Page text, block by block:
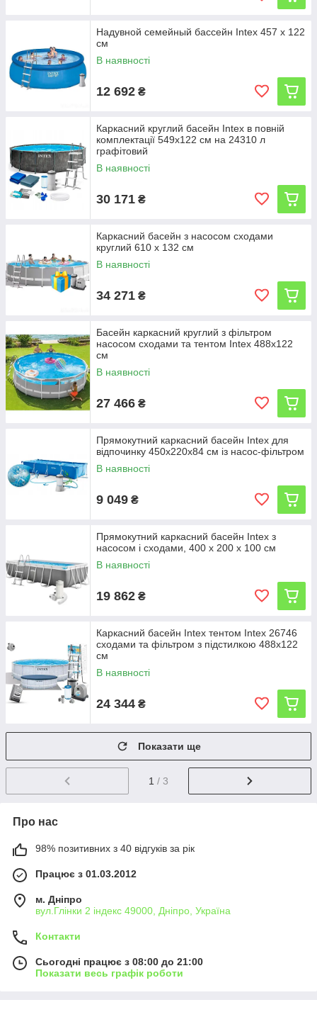
Надувной семейный бассейн Intex 457 х 122
см
В наявності
12 692 ₴
Каркасний круглий басейн Intex в повній
комплектації 549х122 см на 24310 л
графітовий
В наявності
30 171 ₴
Каркасний басейн з насосом сходами
круглий 610 х 132 см
В наявності
34 271 ₴
Басейн каркасний круглий з фільтром
насосом сходами та тентом Intex 488х122
см
В наявності
27 466 ₴
Прямокутний каркасний басейн Intex для
відпочинку 450х220х84 см із насос-фільтром
В наявності
9 049 ₴
Прямокутний каркасний басейн Intex з
насосом і сходами, 400 x 200 x 100 см
В наявності
19 862 ₴
Каркасний басейн Intex тентом Intex 26746
сходами та фільтром з підстилкою 488х122
см
В наявності
24 344 ₴
Показати ще
1 / 3
Про нас
98% позитивних з 40 відгуків за рік
Працює з 01.03.2012
м. Дніпро
вул.Глінки 2 індекс 49000, Дніпро, Україна
Контакти
Сьогодні працює з 08:00 до 21:00
Показати весь графік роботи